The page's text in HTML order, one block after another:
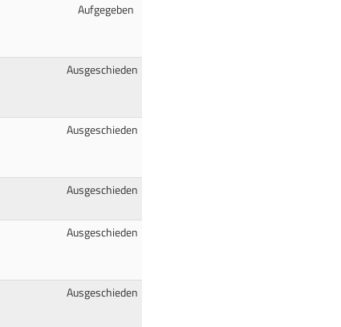
Aufgegeben
Ausgeschieden
Ausgeschieden
Ausgeschieden
Ausgeschieden
Ausgeschieden